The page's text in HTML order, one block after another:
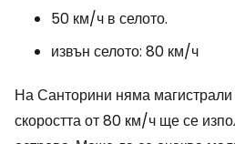
50 км/ч в селото.
извън селото: 80 км/ч
На Санторини няма магистрали
скоростта от 80 км/ч ще се